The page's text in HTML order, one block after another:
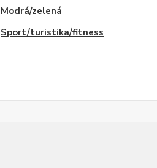
Modrá/zelená
Sport/turistika/fitness